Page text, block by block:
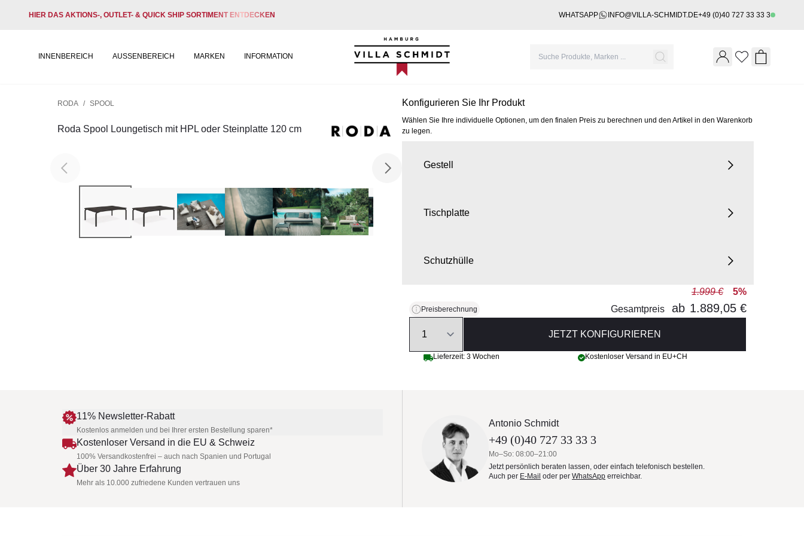
HIER DAS AKTIONS-, OUTLET- & QUICK SHIP SORTIMENT ENTDECKEN WHATSAPP INFO@VILLA-SCHMIDT.DE+49 (0)40 727 33 33 3
INNENBEREICH AUSSENBEREICH MARKEN INFORMATION
Villa Schmidt
Wishlist
RODA / SPOOL
Roda Spool Loungetisch mit HPL oder Steinplatte 120 cm
Konfigurieren Sie Ihr Produkt
Wählen Sie Ihre individuelle Optionen, um den finalen Preis zu berechnen und den Artikel in den Warenkorb
zu legen.
Gestell
Tischplatte
Schutzhülle
Preisberechnung
1.999 €
5%
Gesamtpreis
ab 1.889,05 €
JETZT KONFIGURIEREN
Lieferzeit: 3 Wochen Kostenloser Versand in EU+CH
11% Newsletter-Rabatt
Kostenlos anmelden und bei Ihrer ersten Bestellung sparen*
Kostenloser Versand in die EU & Schweiz
100% Versandkostenfrei – auch nach Spanien und Portugal
Über 30 Jahre Erfahrung
Mehr als 10.000 zufriedene Kunden vertrauen uns
Antonio Schmidt
+49 (0)40 727 33 33 3
Mo–So: 08:00–21:00
Jetzt persönlich beraten lassen, oder einfach telefonisch bestellen.
Auch per E-Mail oder per WhatsApp erreichbar.